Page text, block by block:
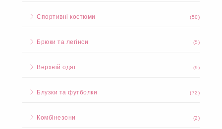
Спортивні костюми (50)
Брюки та легінси (5)
Верхній одяг (9)
Блузки та футболки (72)
Комбінезони (2)